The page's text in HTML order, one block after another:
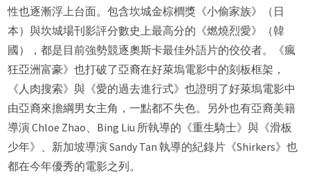
性也逐漸浮上台面。包含坎城金棕櫚獎《小偷家族》（日
本）與坎城場刊影評分數史上最高分的《燃燒烈愛》（韓
國），都是目前強勢競逐奧斯卡最佳外語片的佼佼者。《瘋
狂亞洲富豪》也打破了亞裔在好萊塢電影中的刻板框架，
《人肉搜索》與《愛的過去進行式》也證明了好萊塢電影中
由亞裔來擔綱男女主角，一點都不失色。另外也有亞裔美籍
導演 Chloe Zhao、Bing Liu 所執導的《重生騎士》與《滑板
少年》、新加坡導演 Sandy Tan 執導的紀錄片《Shirkers》也
都在今年優秀的電影之列。